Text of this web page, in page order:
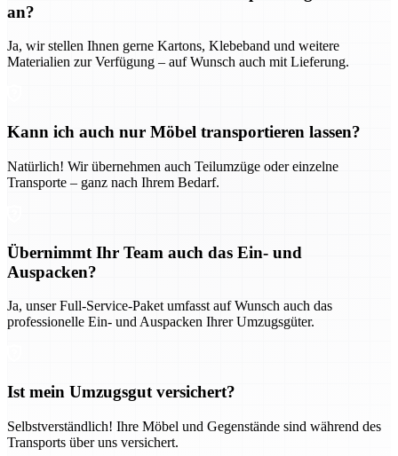
an?
Ja, wir stellen Ihnen gerne Kartons, Klebeband und weitere
Materialien zur Verfügung – auf Wunsch auch mit Lieferung.
Kann ich auch nur Möbel transportieren lassen?
Natürlich! Wir übernehmen auch Teilumzüge oder einzelne
Transporte – ganz nach Ihrem Bedarf.
Übernimmt Ihr Team auch das Ein- und
Auspacken?
Ja, unser Full-Service-Paket umfasst auf Wunsch auch das
professionelle Ein- und Auspacken Ihrer Umzugsgüter.
Ist mein Umzugsgut versichert?
Selbstverständlich! Ihre Möbel und Gegenstände sind während des
Transports über uns versichert.